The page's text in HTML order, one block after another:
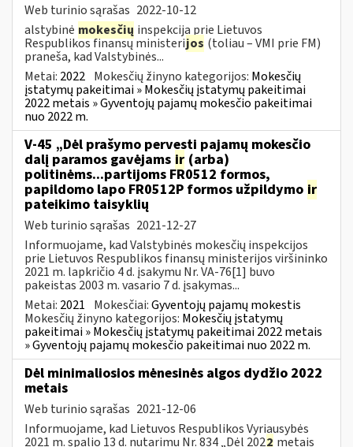
Web turinio sąrašas 2022-10-12
alstybinė mokesčių inspekcija prie Lietuvos
Respublikos finansų ministerijos (toliau – VMI prie FM)
praneša, kad Valstybinės...
Metai: 2022 Mokesčių žinyno kategorijos: Mokesčių
įstatymų pakeitimai » Mokesčių įstatymų pakeitimai
2022 metais » Gyventojų pajamų mokesčio pakeitimai
nuo 2022 m.
V-45 „Dėl prašymo pervesti pajamų mokesčio
dalį paramos gavėjams ir (arba)
politinėms...partijoms FR0512 formos,
papildomo lapo FR0512P formos užpildymo ir
pateikimo taisyklių
Web turinio sąrašas 2021-12-27
Informuojame, kad Valstybinės mokesčių inspekcijos
prie Lietuvos Respublikos finansų ministerijos viršininko
2021 m. lapkričio 4 d. įsakymu Nr. VA-76[1] buvo
pakeistas 2003 m. vasario 7 d. įsakymas...
Metai: 2021 Mokesčiai:Gyventojų pajamų mokestis
Mokesčių žinyno kategorijos: Mokesčių įstatymų
pakeitimai » Mokesčių įstatymų pakeitimai 2022 metais
» Gyventojų pajamų mokesčio pakeitimai nuo 2022 m.
Dėl minimaliosios mėnesinės algos dydžio 2022
metais
Web turinio sąrašas 2021-12-06
Informuojame, kad Lietuvos Respublikos Vyriausybės
2021 m. spalio 13 d. nutarimu Nr. 834 „Dėl 2022 metais